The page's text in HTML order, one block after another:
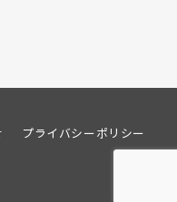
プライバシーポリシー